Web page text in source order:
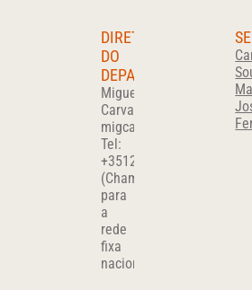
DIRETOR
DO
DEPARTAMENTO
Miguel
Carvalho
migcar@det.uminho.pt
Tel:
+351253510280
(Chamada
para
a
rede
fixa
nacional)